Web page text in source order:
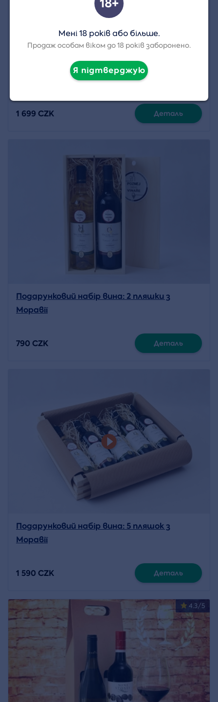
Дегустаційний сет: 6 моравських вин
1 699 CZK Деталь
Подарунковий набір вина: 2 пляшки з
Моравії
790 CZK Деталь
Подарунковий набір вина: 5 пляшок з
Моравії
1 590 CZK Деталь
4.3/5
Мені 18 років або більше.
Продаж особам віком до 18 років заборонено.
Я підтверджую